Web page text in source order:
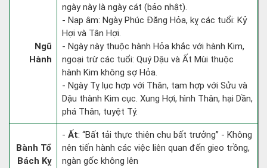
Ngũ
Hành
ngày này là ngày cát (bảo nhật).
- Nạp âm: Ngày Phúc Đăng Hỏa, kỵ các tuổi: Kỷ
Hợi và Tân Hợi.
- Ngày này thuộc hành Hỏa khắc với hành Kim,
ngoại trừ các tuổi: Quý Dậu và Ất Mùi thuộc
hành Kim không sợ Hỏa.
- Ngày Tỵ lục hợp với Thân, tam hợp với Sửu và
Dậu thành Kim cục. Xung Hợi, hình Thân, hại Dần,
phá Thân, tuyệt Tý.
Bành Tổ
Bách Kỵ
- Ất: “Bất tải thực thiên chu bất trưởng” - Không
nên tiến hành các việc liên quan đến gieo trồng,
ngàn gốc không lên